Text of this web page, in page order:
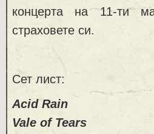
концерта на 11-ти
страховете си.
Сет лист:
Acid Rain
Vale of Tears